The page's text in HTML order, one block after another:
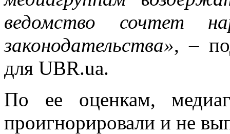
ведомство сочтет
законодательства», –
для UBR.ua.
По ее оценкам,
проигнорировали и не